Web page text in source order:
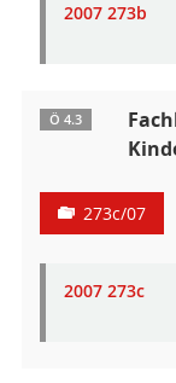
2007 273b
Ö 4.3
273c/07
2007 273c